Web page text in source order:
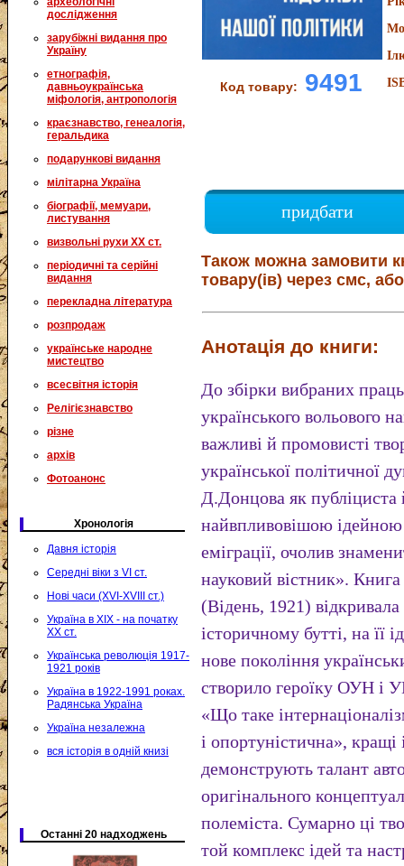
дослідження
зарубіжні видання про
Україну
етнографія,
давньоукраїнська
міфологія, антропологія
краєзнавство, генеалогія,
геральдика
подарункові видання
мілітарна Україна
біографії, мемуари,
листування
визвольні рухи XX ст.
періодичні та серійні
видання
перекладна література
розпродаж
українське народне
мистецтво
всесвітня історія
Релігієзнавство
різне
архів
Фотоанонс
Хронологія
Давня історія
Середні віки з VI ст.
Нові часи (XVI-XVIII ст.)
Україна в XIX - на початку
XX ст.
Українська революція 1917-
1921 років
Україна в 1922-1991 роках.
Радянська Україна
Україна незалежна
вся історія в одній книзі
Останні 20 надходжень
Код товару: 9491
придбати
Також можна замовити
товару(ів) через смс,
Анотація до книги:
До збірки вибраних
українського вольового
важливі й промовисті
української політичної
Д.Донцова як публіциста
найвпливовішою ідейною
еміграції, очолив
науковий вістник».
(Відень, 1921)
історичному бутті, на її
нове покоління
створило героїку ОУН і
«Що таке
і опортуністична», кращі
демонструють талант
оригінального
полеміста. Сумарно ці
той комплекс ідей та